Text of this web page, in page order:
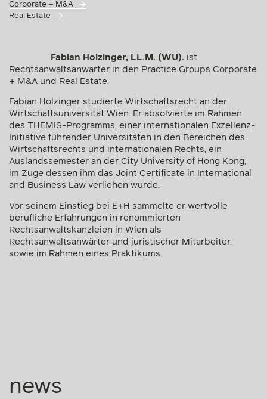
Corporate + M&A
Real Estate
Fabian Holzinger, LL.M. (WU). ist
Rechtsanwaltsanwärter in den Practice Groups Corporate
+ M&A und Real Estate.
Fabian Holzinger studierte Wirtschaftsrecht an der
Wirtschaftsuniversität Wien. Er absolvierte im Rahmen
des THEMIS-Programms, einer internationalen Exzellenz-
Initiative führender Universitäten in den Bereichen des
Wirtschaftsrechts und internationalen Rechts, ein
Auslandssemester an der City University of Hong Kong,
im Zuge dessen ihm das Joint Certificate in International
and Business Law verliehen wurde.
Vor seinem Einstieg bei E+H sammelte er wertvolle
berufliche Erfahrungen in renommierten
Rechtsanwaltskanzleien in Wien als
Rechtsanwaltsanwärter und juristischer Mitarbeiter,
sowie im Rahmen eines Praktikums.
news